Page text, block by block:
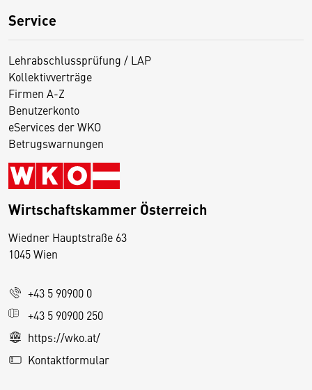
Service
Lehrabschlussprüfung / LAP
Kollektivverträge
Firmen A-Z
Benutzerkonto
eServices der WKO
Betrugswarnungen
Wirtschaftskammer Österreich
Wiedner Hauptstraße 63
1045 Wien
+43 5 90900 0
+43 5 90900 250
https://wko.at/
Kontaktformular
D
s
e
S
e